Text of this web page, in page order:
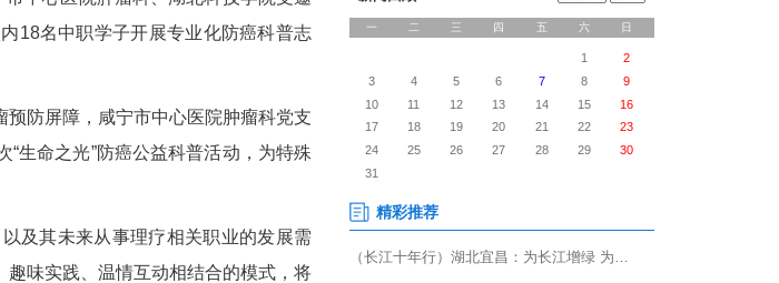
利开展。咸宁市中心医院肿瘤科、湖北科技学院受邀
协会，面向校内18名中职学子开展专业化防癌科普志
殊青少年肿瘤预防屏障，咸宁市中心医院肿瘤科党支